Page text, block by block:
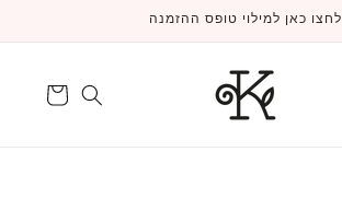
לחצו כאן למילוי טופס ההזמנה
עגלה